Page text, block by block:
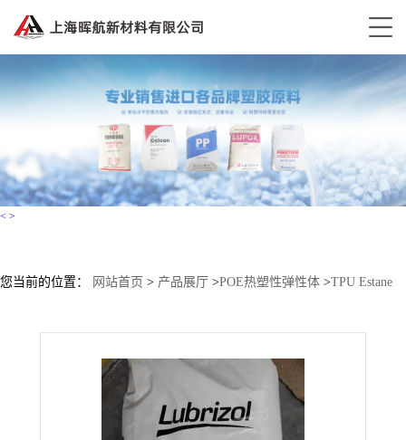
< >
您当前的位置： 网站首页 > 产品展厅 >POE热塑性弹性体 >TPU Estane